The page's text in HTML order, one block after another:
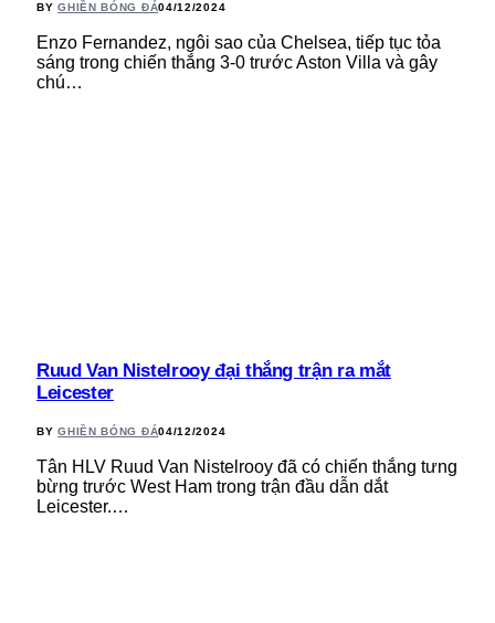
BY GHIỀN BÓNG ĐÁ04/12/2024
Enzo Fernandez, ngôi sao của Chelsea, tiếp tục tỏa
sáng trong chiến thắng 3-0 trước Aston Villa và gây
chú…
Ruud Van Nistelrooy đại thắng trận ra mắt
Leicester
BY GHIỀN BÓNG ĐÁ04/12/2024
Tân HLV Ruud Van Nistelrooy đã có chiến thắng tưng
bừng trước West Ham trong trận đầu dẫn dắt
Leicester.…